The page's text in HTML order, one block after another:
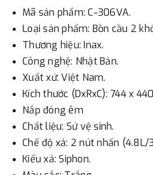
3. Chuyển khoản qua ngân
- Nếu địa điểm giao hàng khác
hoặc với những đơn đặt hàng
Chúng tôi sẽ thu tiền trước
chuyển theo cước phí tính trong
bằng phương thức chuyển
- Sau khi có thông tin xác thực
khách, chúng tôi sẽ thực hiện
Mã sản phẩm: C-306VA.
Loại sản phẩm: Bồn cầu 2
Thương hiệu: Inax.
Công nghệ: Nhật Bản.
Xuất xứ: Việt Nam.
Kích thước (DxRxC): 744 x
Nắp đóng êm
Chất liệu: Sứ vệ sinh.
Chế độ xả: 2 nút nhấn (4.8L/
Kiểu xả: Siphon.